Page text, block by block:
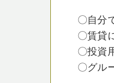
〇自分
〇賃貸
〇投資
〇グル